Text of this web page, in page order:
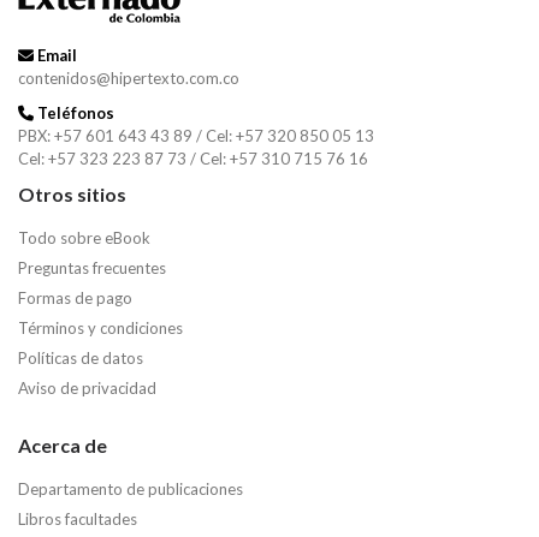
Email
contenidos@hipertexto.com.co
Teléfonos
PBX: +57 601 643 43 89 / Cel: +57 320 850 05 13
Cel: +57 323 223 87 73 / Cel: +57 310 715 76 16
Otros sitios
Todo sobre eBook
Preguntas frecuentes
Formas de pago
Términos y condiciones
Políticas de datos
Aviso de privacidad
Acerca de
Departamento de publicaciones
Libros facultades